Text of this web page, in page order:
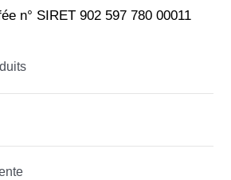
n° SIRET 902 597 780 00011